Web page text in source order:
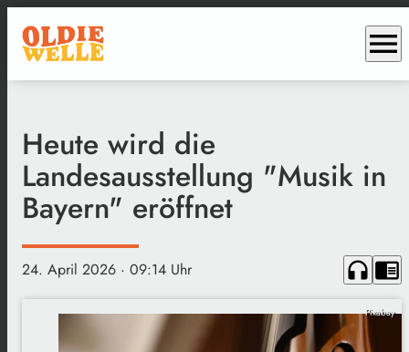
menu
Heute wird die
Landesausstellung "Musik in
Bayern" eröffnet
24. April 2026 · 09:14 Uhr headphones chrome_reader_mode
Pixabay